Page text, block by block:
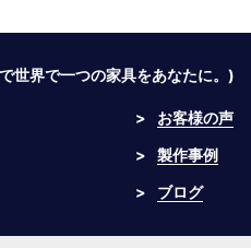
界で一つの家具をあなたに。)
>
お客様の声
>
製作事例
>
ブログ